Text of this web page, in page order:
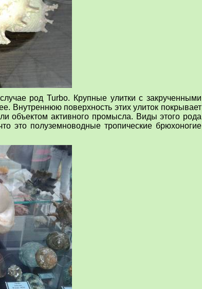
родTurbo. Крупные улитки с закрученными
Внутреннюю поверхность этих улиток покрывает
объектом активного промысла. Виды этого рода
это полуземноводные тропические брюхоногие